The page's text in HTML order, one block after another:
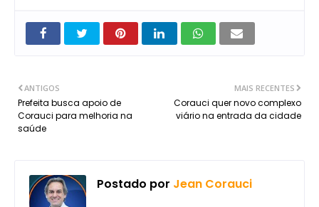
MAIS RECENTES
Corauci quer novo complexo
viário na entrada da cidade
ANTIGOS
Prefeita busca apoio de
Corauci para melhoria na
saúde
Postado por Jean Corauci